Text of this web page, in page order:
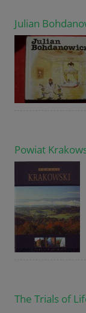
Julian
Powiat
The Trials of